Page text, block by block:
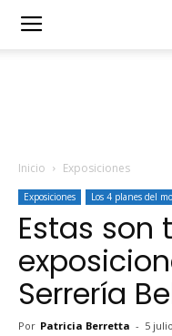
Inicio Exposiciones
Exposiciones Los 4 planes del
Estas son
Serrería
Por Patricia Berretta - 5